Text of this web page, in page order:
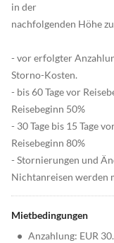
in der
nachfolgenden Höhe
- vor erfolgter
Storno-Kosten.
- bis 60 Tage vor
Reisebeginn 50%
- 30 Tage bis 15 Tage
Reisebeginn 80%
- Stornierungen und
Nichtanreisen werden
Mietbedingungen
• Anzahlung: EUR